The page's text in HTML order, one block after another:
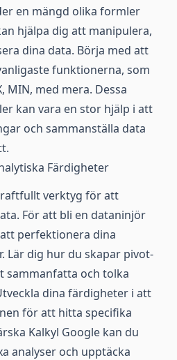
en mängd olika formler
hjälpa dig att manipulera,
dina data. Börja med att
funktionerna, som
MIN, med mera. Dessa
kan vara en stor hjälp i att
och sammanställa data
Färdigheter
verktyg för att
För att bli en dataninjör
perfektionera dina
Lär dig hur du skapar pivot-
sammanfatta och tolka
dina färdigheter i att
för att hitta specifika
Kalkyl Google kan du
analyser och upptäcka